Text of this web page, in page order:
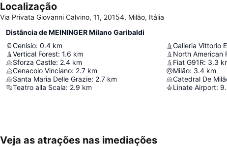
Localização
Via Privata Giovanni Calvino, 11, 20154, Milão, Itália
Distância de MEININGER Milano Garibaldi
Cenisio: 0.4 km
Vertical Forest: 1.6 km
Sforza Castle: 2.4 km
Cenacolo Vinciano: 2.7 km
Santa Maria Delle Grazie: 2.7 km
Teatro alla Scala: 2.9 km
Galleria Vittorio
North American
Fiat G91R: 3.3
Milão: 3.4 km
Catedral De
Linate Airport:
Veja as atrações nas imediações